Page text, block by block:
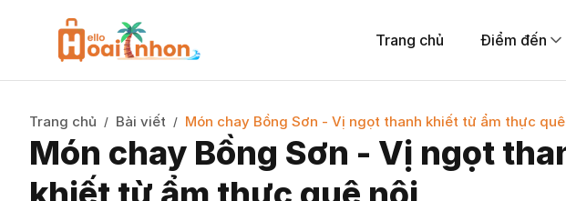
Trang chủ Điểm đến
Trang chủ / Bài viết / Món chay Bồng Sơn - Vị ngọt thanh khiết từ ẩm thực
Món chay Bồng Sơn - Vị ngọt